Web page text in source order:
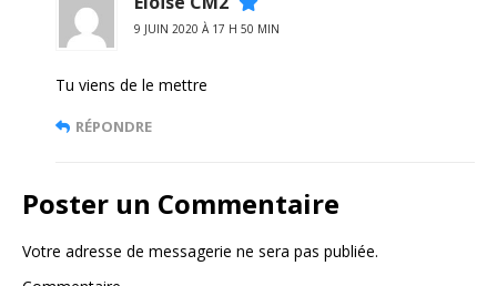
9 JUIN 2020 À 17 H 50 MIN
Tu viens de le mettre
RÉPONDRE
Poster un Commentaire
Votre adresse de messagerie ne sera pas publiée.